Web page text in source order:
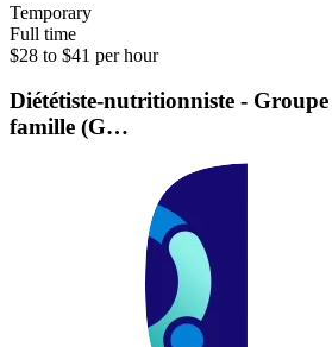
Temporary
Full time
$28 to $41 per hour
Diététiste-nutritionniste - Groupe
famille (G…